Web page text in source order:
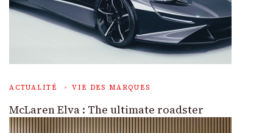
ACTUALITÉ VIE DES MARQUES
McLaren Elva : The ultimate roadster